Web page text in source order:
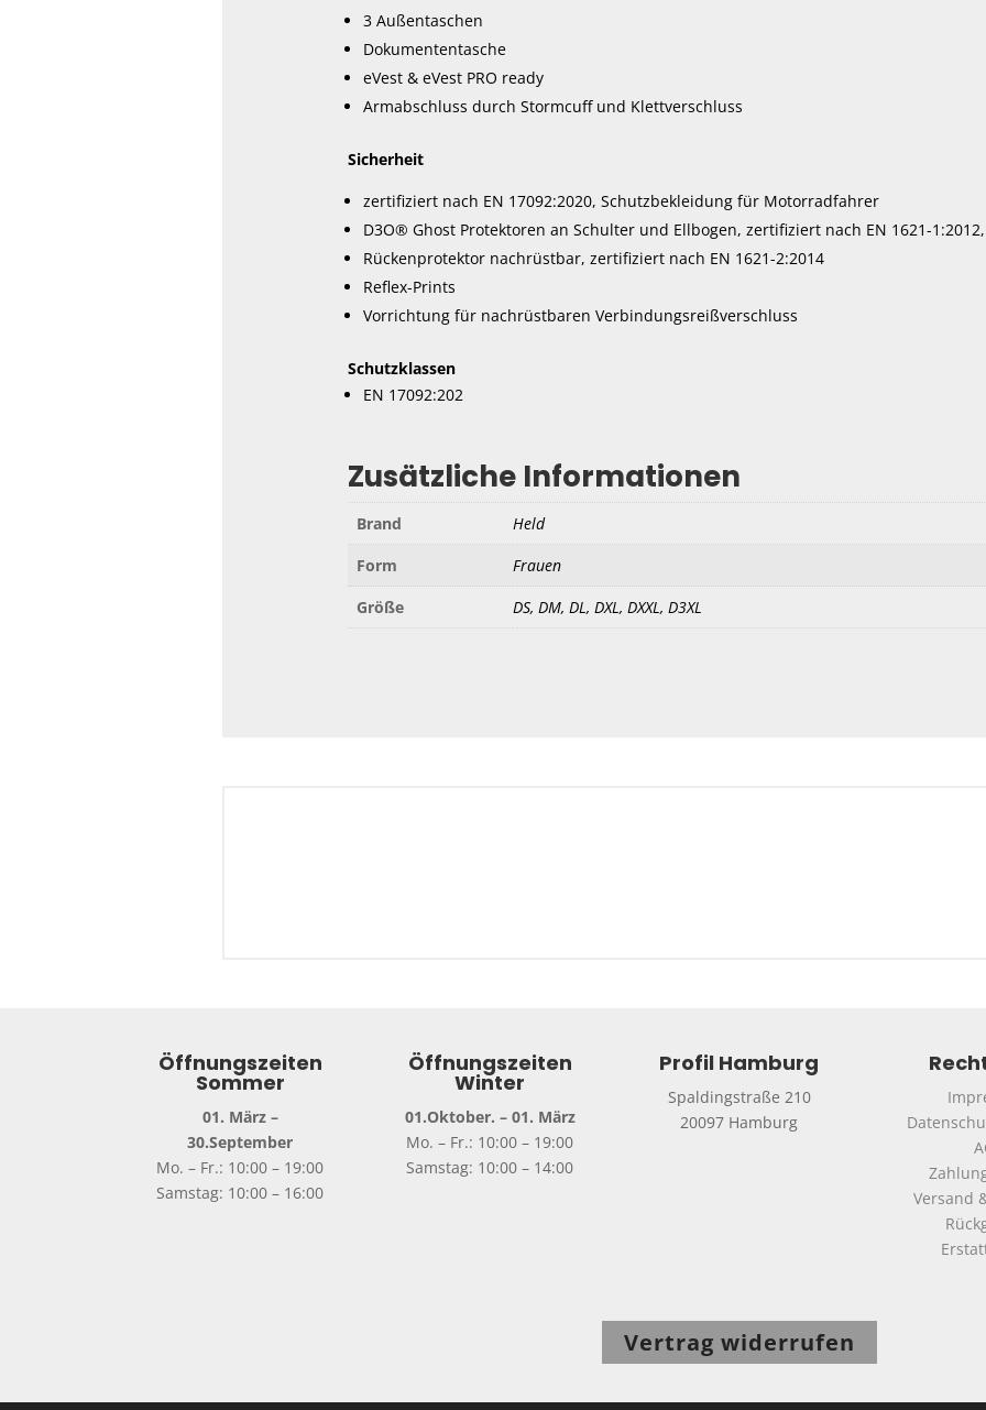
3 Außentaschen
Dokumententasche
eVest & eVest PRO ready
Armabschluss durch Stormcuff und Klettverschluss
Sicherheit
zertifiziert nach EN 17092:2020, Schutzbekleidung für Motorradfahrer
D3O® Ghost Protektoren an Schulter und Ellbogen, zertifiziert nach EN 1621-
Rückenprotektor nachrüstbar, zertifiziert nach EN 1621-2:2014
Reflex-Prints
Vorrichtung für nachrüstbaren Verbindungsreißverschluss
Schutzklassen
EN 17092:202
Zusätzliche Informationen
Brand
Held
Form
Frauen
Größe
DS, DM, DL, DXL, DXXL, D3XL
Öffnungszeiten
Sommer
01. März –
30.September
Mo. – Fr.: 10:00 – 19:00
Samstag: 10:00 – 16:00
Öffnungszeiten
Winter
01.Oktober. – 01. März
Mo. – Fr.: 10:00 – 19:00
Samstag: 10:00 – 14:00
Profil Hamburg
Spaldingstraße 210
20097 Hamburg
Versand
Vertrag widerrufen